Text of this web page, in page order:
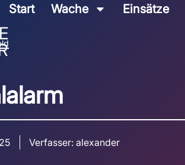
Start Wache Einsätze
Verfasser: alexander